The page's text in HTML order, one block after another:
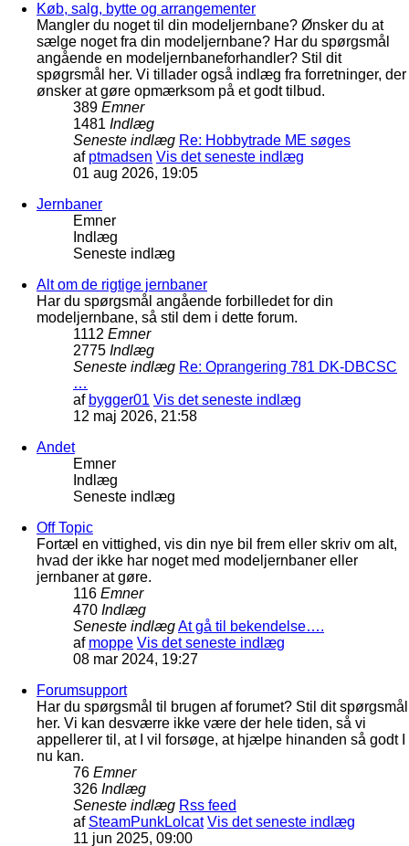
Køb, salg, bytte og arrangementer
Mangler du noget til din modeljernbane? Ønsker du at
sælge noget fra din modeljernbane? Har du spørgsmål
angående en modeljernbaneforhandler? Stil dit
spøgrsmål her. Vi tillader også indlæg fra forretninger, der
ønsker at gøre opmærksom på et godt tilbud.
389 Emner
1481 Indlæg
Seneste indlæg Re: Hobbytrade ME søges
af ptmadsen Vis det seneste indlæg
01 aug 2026, 19:05
Jernbaner
Emner
Indlæg
Seneste indlæg
Alt om de rigtige jernbaner
Har du spørgsmål angående forbilledet for din
modeljernbane, så stil dem i dette forum.
1112 Emner
2775 Indlæg
Seneste indlæg Re: Oprangering 781 DK-DBCSC
…
af bygger01 Vis det seneste indlæg
12 maj 2026, 21:58
Andet
Emner
Indlæg
Seneste indlæg
Off Topic
Fortæl en vittighed, vis din nye bil frem eller skriv om alt,
hvad der ikke har noget med modeljernbaner eller
jernbaner at gøre.
116 Emner
470 Indlæg
Seneste indlægAt gå til bekendelse….
af moppe Vis det seneste indlæg
08 mar 2024, 19:27
Forumsupport
Har du spørgsmål til brugen af forumet? Stil dit spørgsmål
her. Vi kan desværre ikke være der hele tiden, så vi
appellerer til, at I vil forsøge, at hjælpe hinanden så godt I
nu kan.
76 Emner
326 Indlæg
Seneste indlæg Rss feed
af SteamPunkLolcat Vis det seneste indlæg
11 jun 2025, 09:00